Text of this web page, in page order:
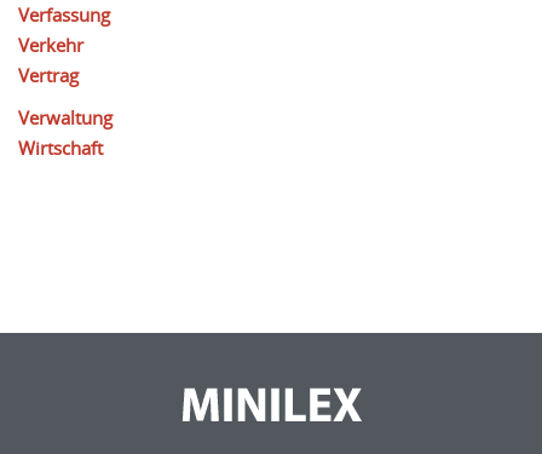
Verfassung
Verkehr
Vertrag
Verwaltung
Wirtschaft